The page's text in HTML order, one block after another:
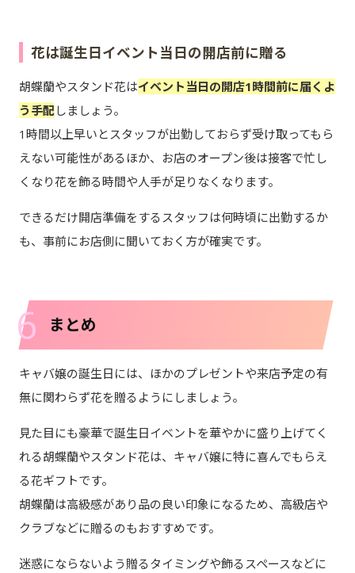
花は誕生日イベント当日の開店前に贈る
胡蝶蘭やスタンド花はイベント当日の開店1時間前に届くよ
う手配しましょう。
1時間以上早いとスタッフが出勤しておらず受け取ってもら
えない可能性があるほか、お店のオープン後は接客で忙し
くなり花を飾る時間や人手が足りなくなります。
できるだけ開店準備をするスタッフは何時頃に出勤するか
も、事前にお店側に聞いておく方が確実です。
6 まとめ
キャバ嬢の誕生日には、ほかのプレゼントや来店予定の有
無に関わらず花を贈るようにしましょう。
見た目にも豪華で誕生日イベントを華やかに盛り上げてく
れる胡蝶蘭やスタンド花は、キャバ嬢に特に喜んでもらえ
る花ギフトです。
胡蝶蘭は高級感があり品の良い印象になるため、高級店や
クラブなどに贈るのもおすすめです。
迷惑にならないよう贈るタイミングや飾るスペースなどに